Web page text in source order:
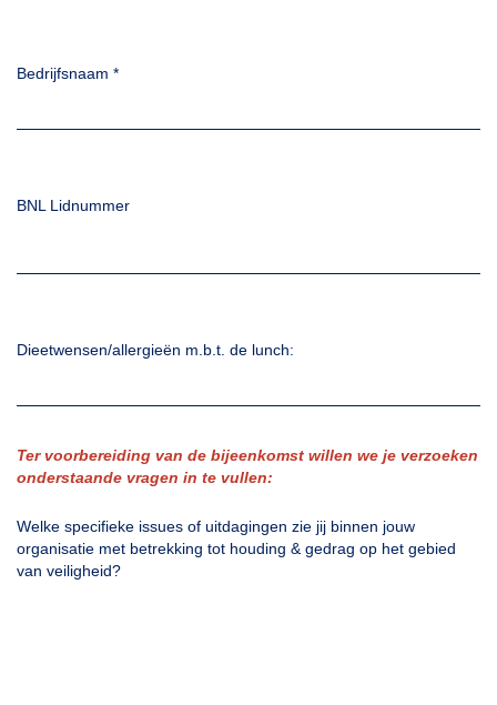
Bedrijfsnaam *
BNL Lidnummer
Dieetwensen/allergieën m.b.t. de lunch:
Ter voorbereiding van de bijeenkomst willen we je verzoeken
onderstaande vragen in te vullen:
Welke specifieke issues of uitdagingen zie jij binnen jouw
organisatie met betrekking tot houding & gedrag op het gebied
van veiligheid?